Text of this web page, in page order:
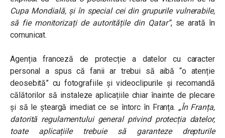
Cupa Mondială, și în special cei din grupurile vulnerabile,
să fie monitorizați de autoritățile din Qatar”, se arată în
comunicat.
Agenția franceză de protecție a datelor cu caracter
personal a spus că fanii ar trebui să aibă “o atenție
deosebită” cu fotografiile și videoclipurile și recomandă
călătorilor să instaleze aplicațiile chiar înainte de plecare
și să le șteargă imediat ce se întorc în Franța. „În Franța,
datorită regulamentului general privind protecția datelor,
toate aplicațiile trebuie să garanteze drepturile